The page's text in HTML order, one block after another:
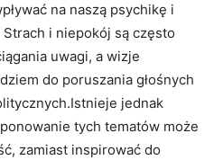
na naszą psychikę i
i niepokój są często
uwagi, a wizje
do poruszania głośnych
jednak
tych tematów może
zamiast inspirować do